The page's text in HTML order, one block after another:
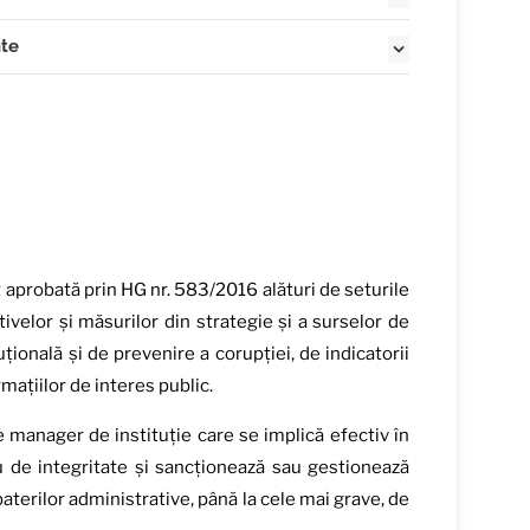
prilejul unor acțiuni de protocol în exercitarea
public(textul integral )
)
(2024)
prin HG nr. 583/2016 alături de seturile
și măsurilor din strategie și a surselor de
și de prevenire a corupției, de indicatorii
de interes public.
de instituție care se implică efectiv în
integritate și sancționează sau gestionează
administrative, până la cele mai grave, de